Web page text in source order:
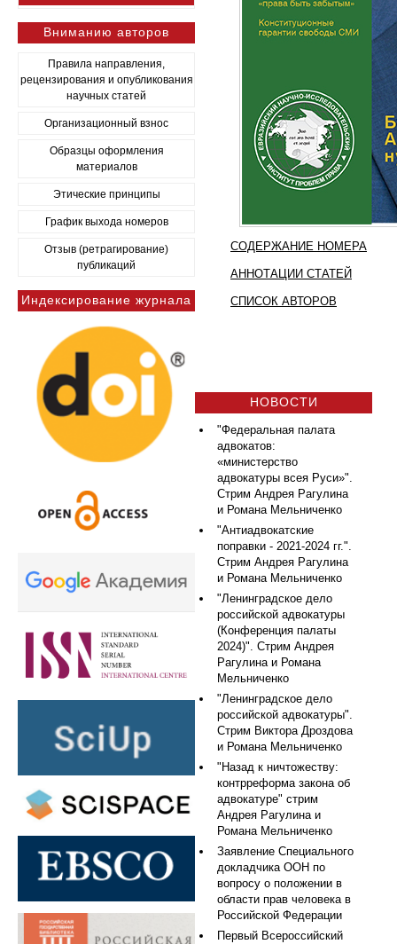
Вниманию авторов
Правила направления,
рецензирования и опубликования
научных статей
Организационный взнос
Образцы оформления
материалов
Этические принципы
График выхода номеров
Отзыв (ретрагирование)
публикаций
Индексирование журнала
СОДЕРЖАНИЕ НОМЕРА
АННОТАЦИИ СТАТЕЙ
СПИСОК АВТОРОВ
НОВОСТИ
"Федеральная палата
адвокатов:
«министерство
адвокатуры всея Руси»".
Стрим Андрея Рагулина
и Романа Мельниченко
"Антиадвокатские
поправки - 2021-2024 гг.".
Стрим Андрея Рагулина
и Романа Мельниченко
"Ленинградское дело
российской адвокатуры
(Конференция палаты
2024)". Стрим Андрея
Рагулина и Романа
Мельниченко
"Ленинградское дело
российской адвокатуры".
Стрим Виктора Дроздова
и Романа Мельниченко
"Назад к ничтожеству:
контрреформа закона об
адвокатуре" стрим
Андрея Рагулина и
Романа Мельниченко
Заявление Специального
докладчика ООН по
вопросу о положении в
области прав человека в
Российской Федерации
Первый Всероссийский